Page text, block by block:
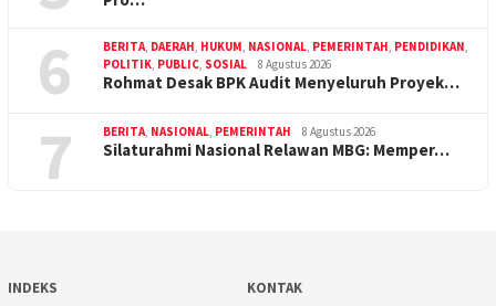
6 BERITA DAERAH HUKUM NASIONAL PEMERINTAH PENDIDIKAN
POLITIK PUBLIC SOSIAL 8 Agustus 2026
Rohmat Desak BPK Audit Menyeluruh Proyek…
7 BERITA NASIONAL PEMERINTAH 8 Agustus 2026
Silaturahmi Nasional Relawan MBG: Memper…
INDEKS KONTAK